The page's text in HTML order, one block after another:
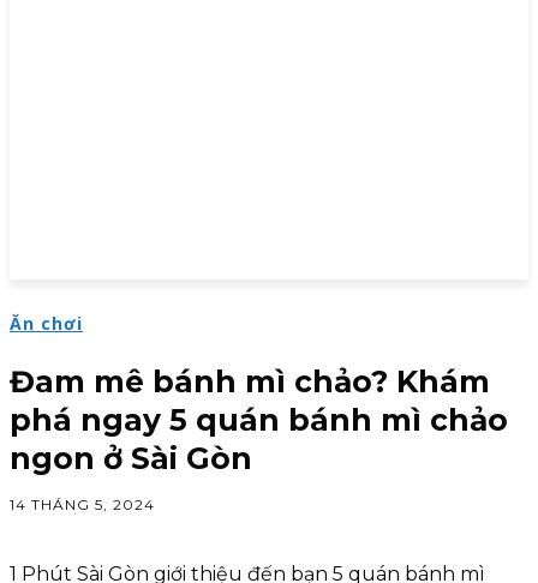
Ăn chơi
Đam mê bánh mì chảo? Khám
phá ngay 5 quán bánh mì chảo
ngon ở Sài Gòn
14 THÁNG 5, 2024
1 Phút Sài Gòn giới thiệu đến bạn 5 quán bánh mì